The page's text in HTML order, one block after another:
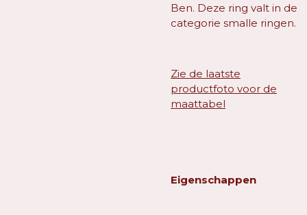
Ben. Deze ring valt in de
categorie smalle ringen.
Zie de laatste
productfoto voor de
maattabel
Eigenschappen